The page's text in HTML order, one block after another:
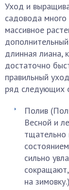
Уход и
садовода много
массивное
длинная лиана,
достаточно
правильный
ряд следующих
Полив
Весной и
тщательно
сильно
на